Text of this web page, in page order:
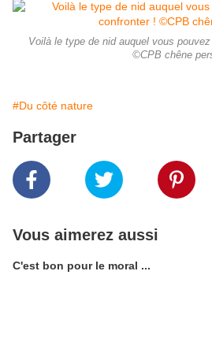
Voilà le type de nid auquel vous
©CPB chêne
#Du côté nature
Partager
Vous aimerez aussi
C'est bon pour le moral ...